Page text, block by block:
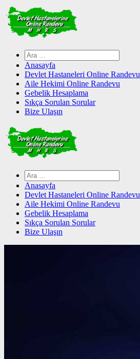
Skip
to
content
Arama:
Anasayfa
Devlet Hastaneleri Online Randevu
Aile Hekimi Online Randevu
Gebelik Hesaplama
Sıkça Sorulan Sorular
Bize Ulaşın
Arama:
Anasayfa
Devlet Hastaneleri Online Randevu
Aile Hekimi Online Randevu
Gebelik Hesaplama
Sıkça Sorulan Sorular
Bize Ulaşın